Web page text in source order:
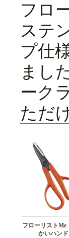
フロ
ステ
プ仕
まし
ーク
ただ
フローリスト
かいハン